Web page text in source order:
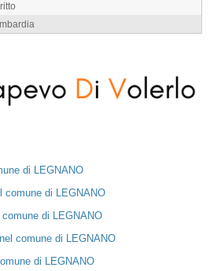
di LEGNANO
comune di LEGNANO
di LEGNANO
comune di LEGNANO
di LEGNANO